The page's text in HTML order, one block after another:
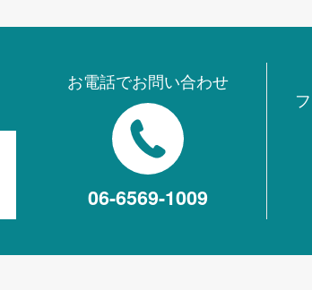
お電話でお問い合わせ
06-6569-1009